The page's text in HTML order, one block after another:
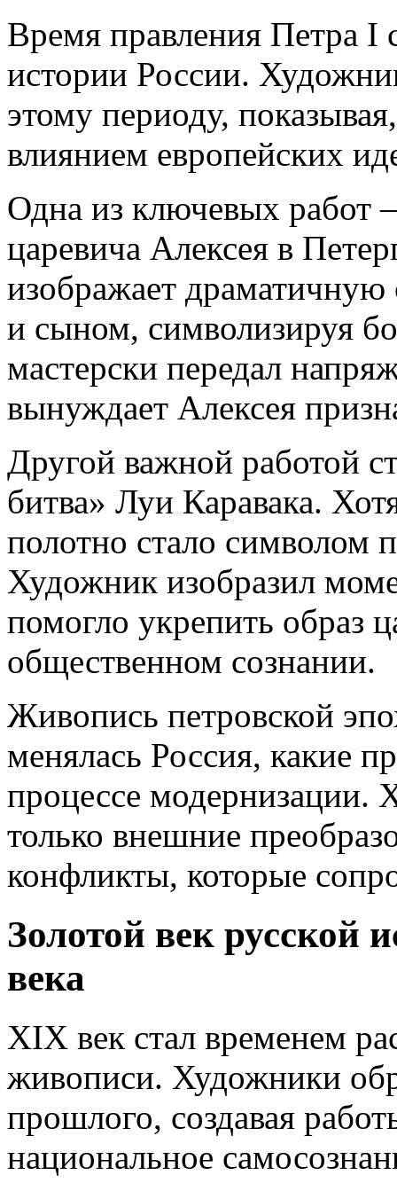
Время правления Петра
истории России.
этому периоду,
влиянием европейских
Одна из ключевых работ
царевича Алексея в
изображает
и сыном, символизируя
мастерски передал
вынуждает Алексея
Другой важной работой
битва» Луи Каравака.
полотно стало символом
Художник изобразил
помогло укрепить образ
общественном сознании.
Живопись петровской
менялась Россия, какие
процессе модернизации.
только внешние
конфликты, которые
Золотой век русской
века
XIX век стал временем
живописи. Художники
прошлого, создавая
национальное